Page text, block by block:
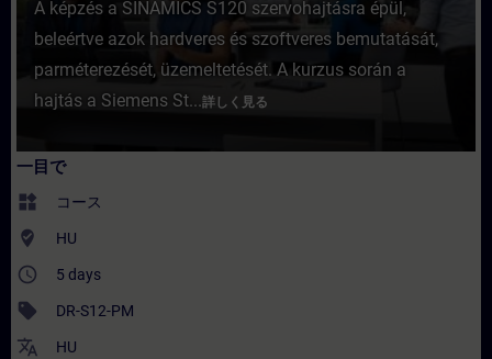
A képzés a SINAMICS S120 szervohajtásra épül,
beleértve azok hardveres és szoftveres bemutatását,
parméterezését, üzemeltetését. A kurzus során a
hajtás a Siemens St...詳しく見る
一目で
widgets コース
where_to_vote HU
access_time 5 days
sell DR-S12-PM
translate HU